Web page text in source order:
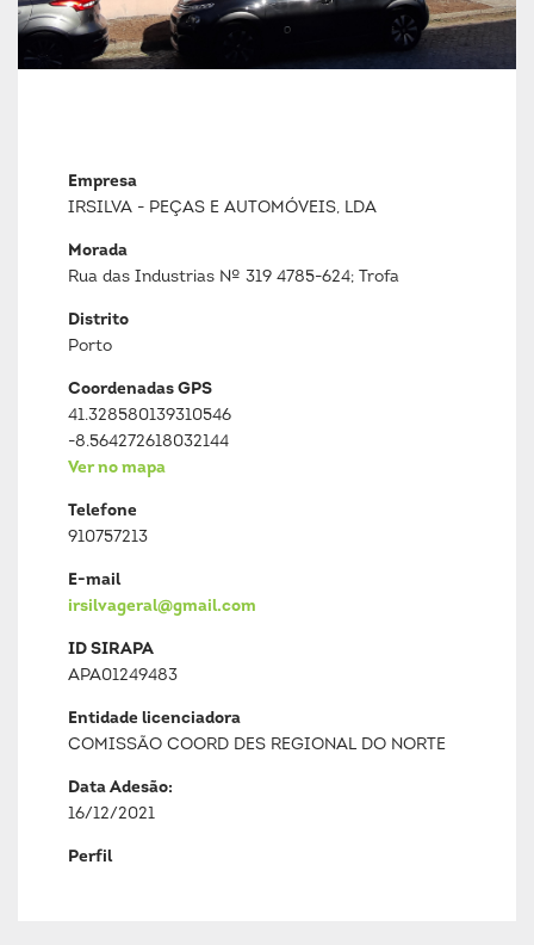
Empresa
IRSILVA - PEÇAS E AUTOMÓVEIS, LDA
Morada
Rua das Industrias Nº 319 4785-624; Trofa
Distrito
Porto
Coordenadas GPS
41.328580139310546
-8.564272618032144
Ver no mapa
Telefone
910757213
E-mail
irsilvageral@gmail.com
ID SIRAPA
APA01249483
Entidade licenciadora
COMISSÃO COORD DES REGIONAL DO NORTE
Data Adesão:
16/12/2021
Perfil